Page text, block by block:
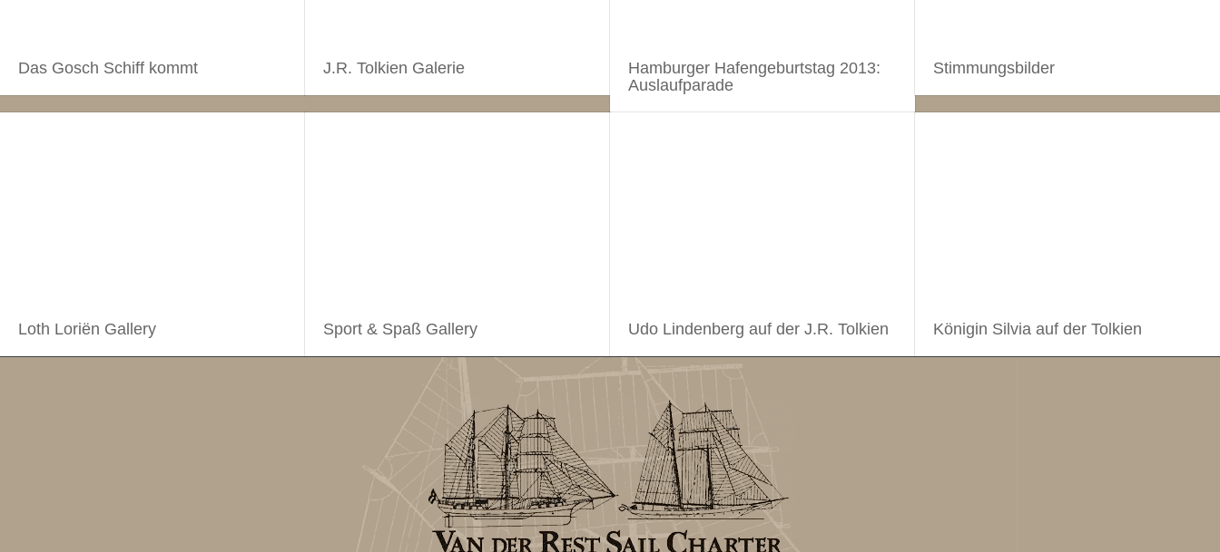
Das Gosch Schiff kommt J.R. Tolkien Galerie
Hamburger Hafengeburtstag 2013:
Auslaufparade
Stimmungsbilder
Loth Loriën Gallery Sport & Spaß Gallery Udo Lindenberg auf der J.R. Tolkien Königin Silvia auf der Tolkien